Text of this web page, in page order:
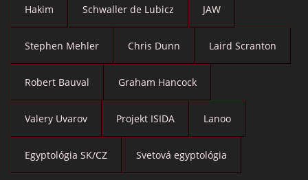
Hakim Schwaller de Lubicz JAW
Stephen Mehler Chris Dunn Laird Scranton
Robert Bauval Graham Hancock
Valery Uvarov Projekt ISIDA Lanoo
Egyptológia SK/CZ Svetová egyptológia